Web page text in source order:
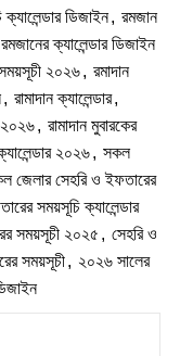
ডিজাইন, রমজান
ক্যালেন্ডার ডিজাইন
২০২৬, রমাদান
, রামাদান ক্যালেন্ডার,
২০২৬, রামাদান মুবারকের
২০২৬, সকল
জেলার সেহরি ও ইফতারের
সময়সূচি ক্যালেন্ডার
সময়সূচী ২০২৫ , সেহরি ও
সময়সূচী, ২০২৬ সালের